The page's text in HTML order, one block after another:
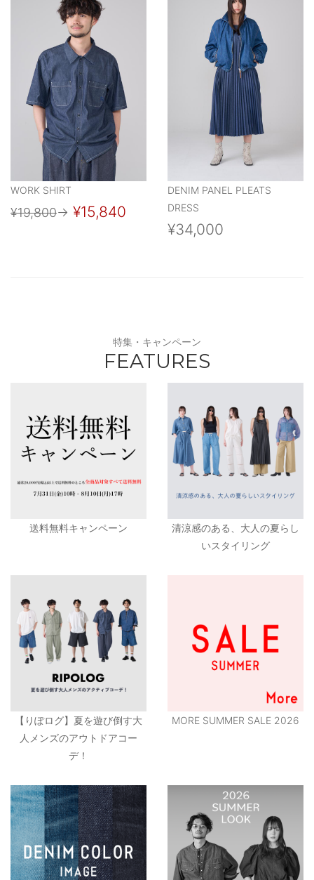
WORK SHIRT
¥19,800→ ¥15,840
DENIM PANEL PLEATS
DRESS
¥34,000
特集・キャンペーン
FEATURES
送料無料キャンペーン
清涼感のある、大人の夏らし
いスタイリング
【りぽログ】夏を遊び倒す大
人メンズのアウトドアコー
デ！
MORE SUMMER SALE 2026